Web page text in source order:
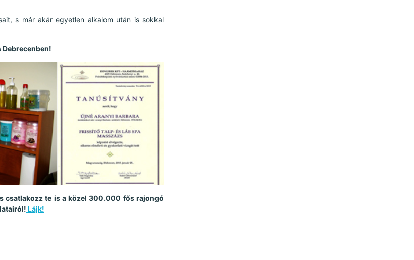
s már akár egyetlen alkalom után is sokkal
Debrecenben!
csatlakozz te is a közel 300.000 fős rajongó
Lájk!